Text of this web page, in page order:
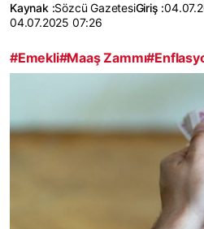
Kaynak :Sözcü GazetesiGiriş :
04.07.2025 07:26
#Emekli#Maaş Zammı